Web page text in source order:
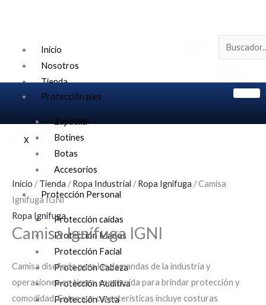
Inicio
Nosotros
Tienda
Contacto
X
Protección pies
Zapatilla
Botines
Botas
Accesorios
Protección Personal
Protección caídas
Protección Manos
Protección Facial
Protección Cabeza
Protección Auditiva
Protección Vista
Inicio /Tienda /Ropa Industrial /Ropa Ignifuga / Camisa
Ignífuga IGNI
Ropa Ignifuga
Camisa Ignífuga IGNI
Camisa diseñada para las demandas de la industria y
operaciones en tierra, construída para brindar protección y
comodidad. Entre sus características incluye costuras